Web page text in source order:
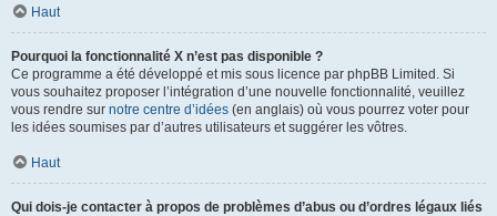
Haut
Pourquoi la fonctionnalité X n’est pas disponible ?
Ce programme a été développé et mis sous licence par phpBB Limited. Si
vous souhaitez proposer l’intégration d’une nouvelle fonctionnalité, veuillez
vous rendre sur notre centre d’idées (en anglais) où vous pourrez voter pour
les idées soumises par d’autres utilisateurs et suggérer les vôtres.
Haut
Qui dois-je contacter à propos de problèmes d’abus ou d’ordres légaux liés